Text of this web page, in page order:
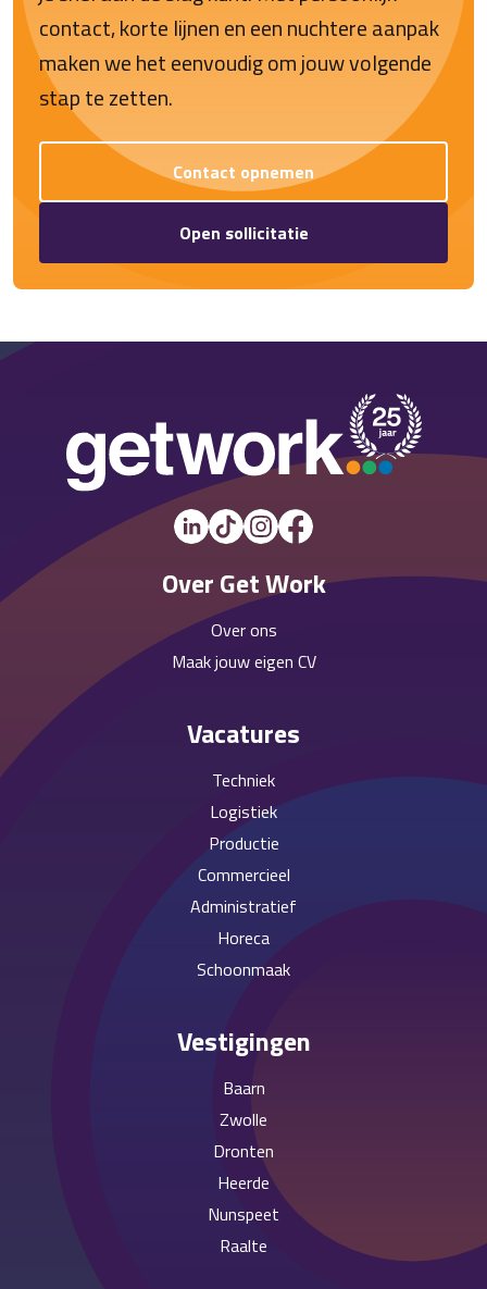
contact, korte lijnen en een nuchtere aanpak
maken we het eenvoudig om jouw volgende
stap te zetten.
Contact opnemen
Open sollicitatie
Over Get Work
Over ons
Maak jouw eigen CV
Vacatures
Techniek
Logistiek
Productie
Commercieel
Administratief
Horeca
Schoonmaak
Vestigingen
Baarn
Zwolle
Dronten
Heerde
Nunspeet
Raalte